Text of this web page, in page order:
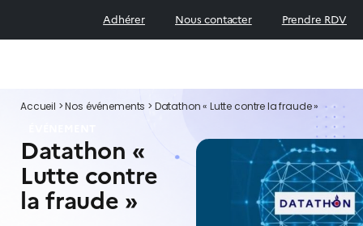
Adhérer Nous contacter Prendre RDV
Accueil >Nos événements > Datathon « Lutte contre la fraude »
Datathon «
Lutte contre
la fraude »